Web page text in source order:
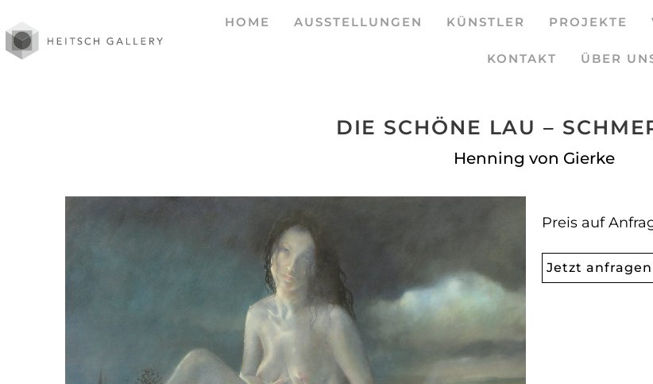
HOME AUSSTELLUNGEN KÜNSTLER PROJEKTE
KONTAKT ÜBER
DIE SCHÖNE LAU –
Henning von Gierke
Preis auf
Jetzt anfragen